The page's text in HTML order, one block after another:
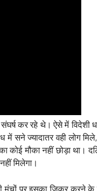
कर रहे थे। ऐसे में विदेशी
में सने ज्यादातर वही लोग
कोई मौका नहीं छोड़ा था।
मिलेगा।
मंचों पर इसका जिक्र करने के